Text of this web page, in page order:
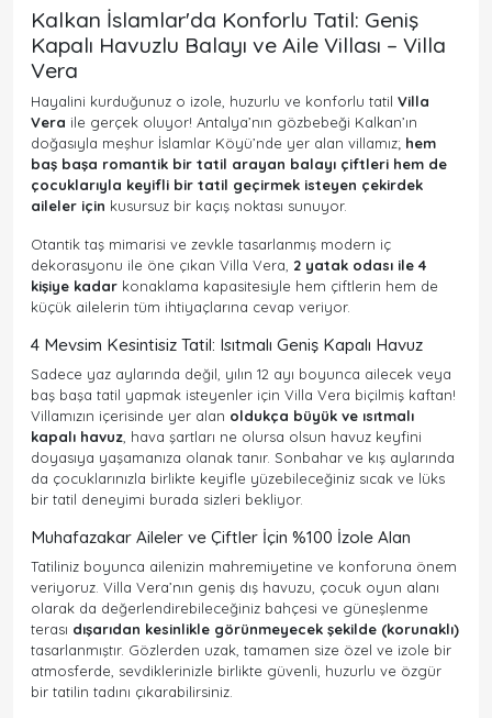
Kalkan İslamlar'da Konforlu Tatil: Geniş
Kapalı Havuzlu Balayı ve Aile Villası – Villa
Vera
Hayalini kurduğunuz o izole, huzurlu ve konforlu tatil Villa
Vera ile gerçek oluyor! Antalya’nın gözbebeği Kalkan’ın
doğasıyla meşhur İslamlar Köyü’nde yer alan villamız; hem
baş başa romantik bir tatil arayan balayı çiftleri hem de
çocuklarıyla keyifli bir tatil geçirmek isteyen çekirdek
aileler için kusursuz bir kaçış noktası sunuyor.
Otantik taş mimarisi ve zevkle tasarlanmış modern iç
dekorasyonu ile öne çıkan Villa Vera, 2 yatak odası ile 4
kişiye kadar konaklama kapasitesiyle hem çiftlerin hem de
küçük ailelerin tüm ihtiyaçlarına cevap veriyor.
4 Mevsim Kesintisiz Tatil: Isıtmalı Geniş Kapalı Havuz
Sadece yaz aylarında değil, yılın 12 ayı boyunca ailecek veya
baş başa tatil yapmak isteyenler için Villa Vera biçilmiş kaftan!
Villamızın içerisinde yer alan oldukça büyük ve ısıtmalı
kapalı havuz , hava şartları ne olursa olsun havuz keyfini
doyasıya yaşamanıza olanak tanır. Sonbahar ve kış aylarında
da çocuklarınızla birlikte keyifle yüzebileceğiniz sıcak ve lüks
bir tatil deneyimi burada sizleri bekliyor.
Muhafazakar Aileler ve Çiftler İçin %100 İzole Alan
Tatiliniz boyunca ailenizin mahremiyetine ve konforuna önem
veriyoruz. Villa Vera’nın geniş dış havuzu, çocuk oyun alanı
olarak da değerlendirebileceğiniz bahçesi ve güneşlenme
terası dışarıdan kesinlikle görünmeyecek şekilde (korunaklı)
tasarlanmıştır. Gözlerden uzak, tamamen size özel ve izole bir
atmosferde, sevdiklerinizle birlikte güvenli, huzurlu ve özgür
bir tatilin tadını çıkarabilirsiniz.